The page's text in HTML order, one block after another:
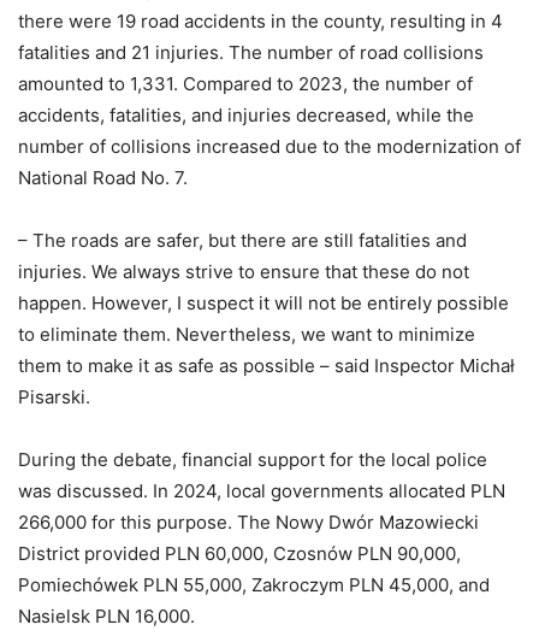
there were 19 road accidents in the county, resulting in 4
fatalities and 21 injuries. The number of road collisions
amounted to 1,331. Compared to 2023, the number of
accidents, fatalities, and injuries decreased, while the
number of collisions increased due to the modernization of
National Road No. 7.
– The roads are safer, but there are still fatalities and
injuries. We always strive to ensure that these do not
happen. However, I suspect it will not be entirely possible
to eliminate them. Nevertheless, we want to minimize
them to make it as safe as possible – said Inspector Michał
Pisarski.
During the debate, financial support for the local police
was discussed. In 2024, local governments allocated PLN
266,000 for this purpose. The Nowy Dwór Mazowiecki
District provided PLN 60,000, Czosnów PLN 90,000,
Pomiechówek PLN 55,000, Zakroczym PLN 45,000, and
Nasielsk PLN 16,000.